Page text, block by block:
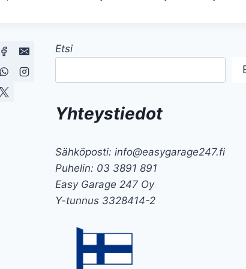
Etsi
Yhteystiedot
Sähköposti: info@easygarage247.fi
Puhelin: 03 3891 891
Easy Garage 247 Oy
Y-tunnus 3328414-2